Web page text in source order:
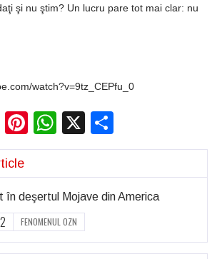
şi nu ştim? Un lucru pare tot mai clar: nu
watch?v=9tz_CEPfu_0
EmailPinterest
WhatsApp
X
în deşertul Mojave din America
FENOMENUL OZN